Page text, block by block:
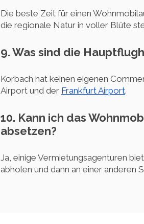
Die beste Zeit für einen
die regionale Natur in voller Blüte
9. Was sind die
Korbach hat keinen eigenen
Airport und der Frankfurt Airport.
10. Kann ich das
absetzen?
Ja, einige Vermietungsagenturen
abholen und dann an einer anderen